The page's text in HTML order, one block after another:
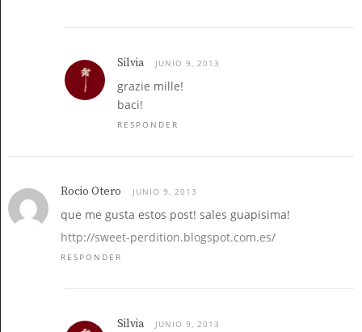
Silvia JUNIO 9, 2013
grazie mille!
baci!
RESPONDER
Rocio Otero JUNIO 9, 2013
que me gusta estos post! sales guapisima!
http://sweet-perdition.blogspot.com.es/
RESPONDER
Silvia JUNIO 9, 2013